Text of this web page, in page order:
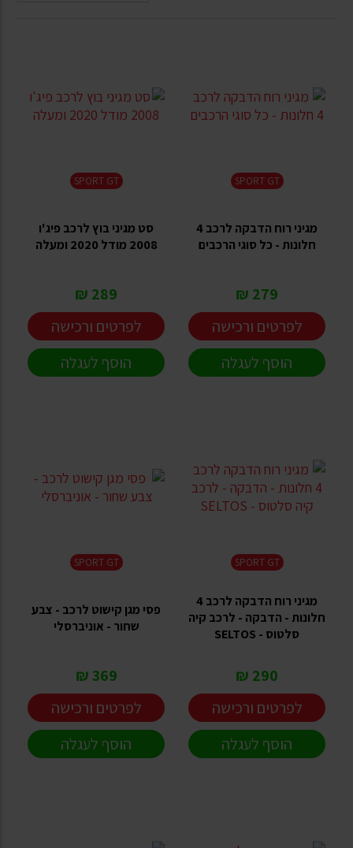
SPORT GT
מגיני רוח הדבקה לרכב 4
חלונות - כל סוגי הרכבים
279 ₪
לפרטים ורכישה
הוסף לעגלה
SPORT GT
סט מגיני בוץ לרכב פיג'ו
2008 מודל 2020 ומעלה
289 ₪
לפרטים ורכישה
הוסף לעגלה
SPORT GT
מגיני רוח הדבקה לרכב 4
חלונות - הדבקה - לרכב קיה
סלטוס - SELTOS
290 ₪
לפרטים ורכישה
הוסף לעגלה
SPORT GT
פסי מגן קישוט לרכב - צבע
שחור - אוניברסלי
369 ₪
לפרטים ורכישה
הוסף לעגלה